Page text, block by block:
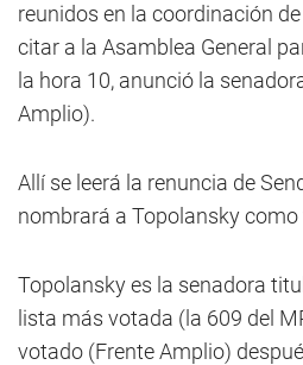
reunidos en la coordinación
citar a la Asamblea General
la hora 10, anunció la
Amplio).
Allí se leerá la renuncia de
nombrará a Topolansky
Topolansky es la senadora
lista más votada (la 609 del
votado (Frente Amplio)